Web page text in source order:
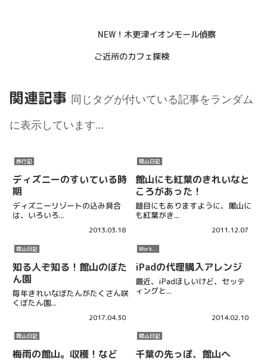
NEW！木更津イオンモール偵察
ご近所のカフェ探検
関連記事 同じタグが付いている記事をランダム
に表示しています…
旅行記
ディズニーのすいている時
期
ディズニーリゾートの込み具合
は、いろいろ...
2013.03.18
館山日記
館山にも紅葉のきれいなと
ころがあった！
題目にもありますように、館山に
も紅葉がき...
2011.12.07
館山日記
知る人ぞ知る！館山のぼた
ん園
毎年きれいなぼたんがたくさん咲
くぼたん園...
2017.04.30
Work...
iPadの代理購入アレンジ
最近、iPadほしいけど、セッテ
ィングと...
2014.02.10
館山日記
梅雨の館山。収穫！など
館山日記
千葉の先っぽ、館山へ